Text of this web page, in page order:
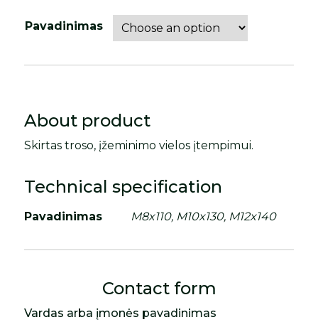
Pavadinimas
About product
Skirtas troso, įžeminimo vielos įtempimui.
Technical specification
Pavadinimas M8x110, M10x130, M12x140
Contact form
Vardas arba įmonės pavadinimas